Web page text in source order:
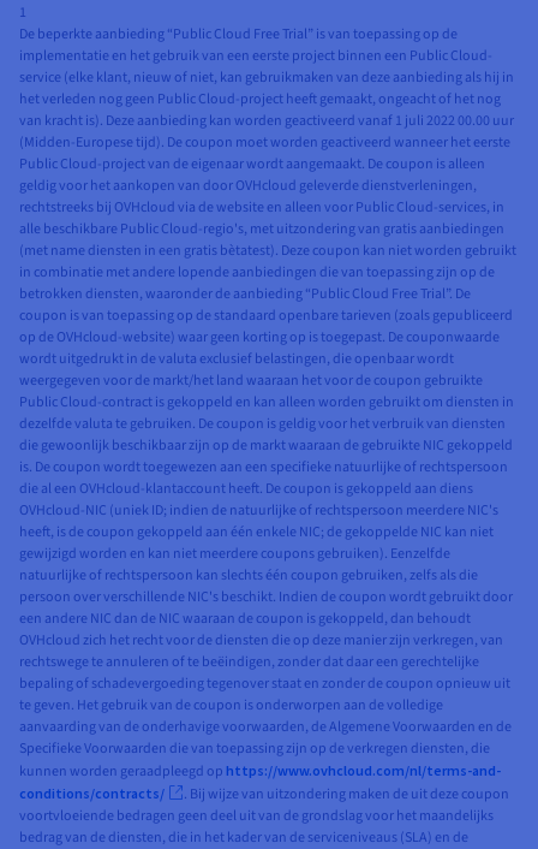
1
De beperkte aanbieding “Public Cloud Free Trial” is van toepassing op de
implementatie en het gebruik van een eerste project binnen een Public Cloud-
service (elke klant, nieuw of niet, kan gebruikmaken van deze aanbieding als hij in
het verleden nog geen Public Cloud-project heeft gemaakt, ongeacht of het nog
van kracht is). Deze aanbieding kan worden geactiveerd vanaf 1 juli 2022 00.00 uur
(Midden-Europese tijd). De coupon moet worden geactiveerd wanneer het eerste
Public Cloud-project van de eigenaar wordt aangemaakt. De coupon is alleen
geldig voor het aankopen van door OVHcloud geleverde dienstverleningen,
rechtstreeks bij OVHcloud via de website en alleen voor Public Cloud-services, in
alle beschikbare Public Cloud-regio's, met uitzondering van gratis aanbiedingen
(met name diensten in een gratis bètatest). Deze coupon kan niet worden gebruikt
in combinatie met andere lopende aanbiedingen die van toepassing zijn op de
betrokken diensten, waaronder de aanbieding “Public Cloud Free Trial”. De
coupon is van toepassing op de standaard openbare tarieven (zoals gepubliceerd
op de OVHcloud-website) waar geen korting op is toegepast. De couponwaarde
wordt uitgedrukt in de valuta exclusief belastingen, die openbaar wordt
weergegeven voor de markt/het land waaraan het voor de coupon gebruikte
Public Cloud-contract is gekoppeld en kan alleen worden gebruikt om diensten in
dezelfde valuta te gebruiken. De coupon is geldig voor het verbruik van diensten
die gewoonlijk beschikbaar zijn op de markt waaraan de gebruikte NIC gekoppeld
is. De coupon wordt toegewezen aan een specifieke natuurlijke of rechtspersoon
die al een OVHcloud-klantaccount heeft. De coupon is gekoppeld aan diens
OVHcloud-NIC (uniek ID; indien de natuurlijke of rechtspersoon meerdere NIC's
heeft, is de coupon gekoppeld aan één enkele NIC; de gekoppelde NIC kan niet
gewijzigd worden en kan niet meerdere coupons gebruiken). Eenzelfde
natuurlijke of rechtspersoon kan slechts één coupon gebruiken, zelfs als die
persoon over verschillende NIC's beschikt. Indien de coupon wordt gebruikt door
een andere NIC dan de NIC waaraan de coupon is gekoppeld, dan behoudt
OVHcloud zich het recht voor de diensten die op deze manier zijn verkregen, van
rechtswege te annuleren of te beëindigen, zonder dat daar een gerechtelijke
bepaling of schadevergoeding tegenover staat en zonder de coupon opnieuw uit
te geven. Het gebruik van de coupon is onderworpen aan de volledige
aanvaarding van de onderhavige voorwaarden, de Algemene Voorwaarden en de
Specifieke Voorwaarden die van toepassing zijn op de verkregen diensten, die
kunnen worden geraadpleegd op https://www.ovhcloud.com/nl/terms-and-
conditions/contracts/
. Bij wijze van uitzondering maken de uit deze coupon
voortvloeiende bedragen geen deel uit van de grondslag voor het maandelijks
bedrag van de diensten, die in het kader van de serviceniveaus (SLA) en de